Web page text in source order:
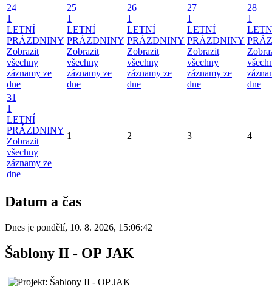
24
1
LETNÍ
PRÁZDNINY
Zobrazit
všechny
záznamy ze
dne
25
1
LETNÍ
PRÁZDNINY
Zobrazit
všechny
záznamy ze
dne
26
1
LETNÍ
PRÁZDNINY
Zobrazit
všechny
záznamy ze
dne
27
1
LETNÍ
PRÁZDNINY
Zobrazit
všechny
záznamy ze
dne
28
1
dne
31
1
LETNÍ
PRÁZDNINY
Zobrazit
všechny
záznamy ze
dne
1 2 3 4
Datum a čas
Dnes je pondělí, 10. 8. 2026, 15:06:42
Šablony II - OP JAK